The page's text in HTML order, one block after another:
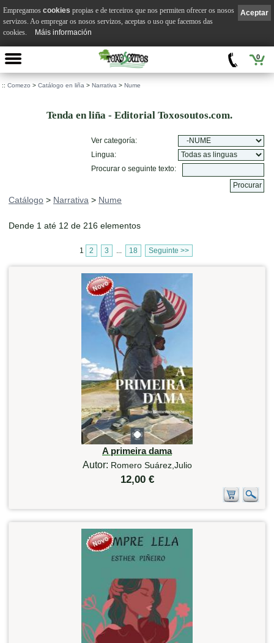
0
:: Comezo > Catálogo en liña > Narrativa > Nume
Tenda en liña - Editorial Toxosoutos.com.
Ver categoría:
Lingua:
Procurar o seguinte texto:
Catálogo > Narrativa > Nume
Dende 1 até 12 de 216 elementos
1 2 3 ... 18 Seguinte >>
A primeira dama
Autor: Romero Suárez,Julio
12,00 €
Aceptar
Empregamos cookies propias e de terceiros que nos permiten ofrecer os nosos
servizos. Ao empregar os nosos servizos, aceptas o uso que facemos das
cookies.
Máis información